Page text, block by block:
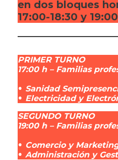
en dos bloques
17:00-18:30 y
PRIMER TURNO
17:00 h – Familias
• Sanidad
• Electricidad y
SEGUNDO TURNO
19:00 h – Familias
• Comercio y
• Administración y